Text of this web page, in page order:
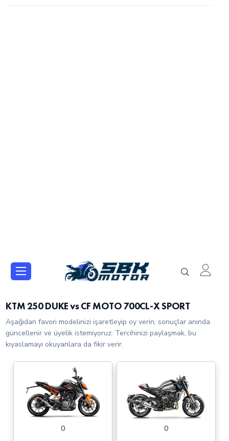
KTM 250 DUKE vs CF MOTO 700CL-X SPORT
Aşağıdan favori modelinizi işaretleyip oy verin; sonuçlar anında
güncellenir ve üyelik istemiyoruz. Tercihinizi paylaşmak, bu
kıyaslamayı okuyanlara da fikir verir.
0 0